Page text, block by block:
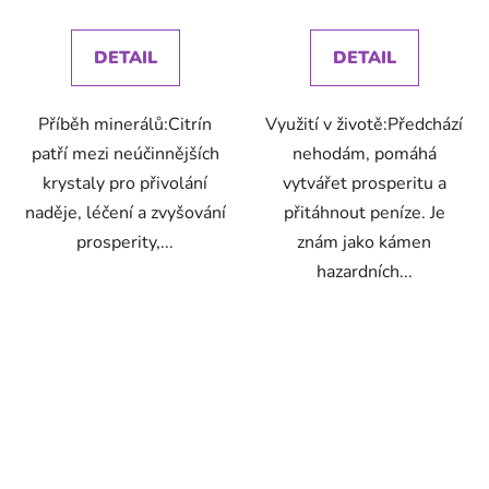
DETAIL
Příběh minerálů:Citrín
patří mezi neúčinnějších
krystaly pro přivolání
naděje, léčení a zvyšování
prosperity,...
DETAIL
Využití v životě:Předchází
nehodám, pomáhá
vytvářet prosperitu a
přitáhnout peníze. Je
znám jako kámen
hazardních...